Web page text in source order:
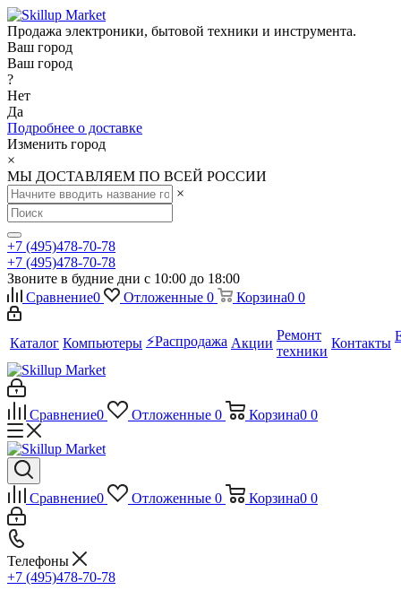
Продажа электроники, бытовой техники и инструмента.
Ваш город
Ваш город
?
Нет
Да
Подробнее о доставке
Изменить город
×
МЫ ДОСТАВЛЯЕМ ПО ВСЕЙ РОССИИ
×
+7 (495)478-70-78
+7 (495)478-70-78
Звоните в будние дни с 10:00 до 18:00
Сравнение0 Отложенные 0 Корзина0 0
Каталог Компьютеры ⚡️Распродажа Акции
Ремонт
техники
Контакты
Сравнение0 Отложенные 0 Корзина0 0
Сравнение0 Отложенные 0 Корзина0 0
Телефоны
+7 (495)478-70-78